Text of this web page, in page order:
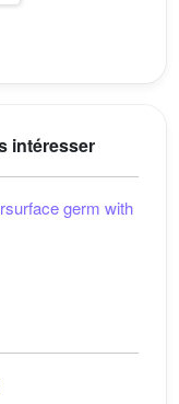
intéresser
germ with